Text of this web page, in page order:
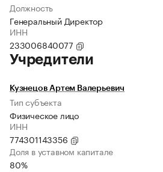
Должность
Генеральный Директор
ИНН
233006840077
Учредители
Кузнецов Артем Валерьевич
Тип субъекта
Физическое лицо
ИНН
774301143356
Доля в уставном капитале
80%